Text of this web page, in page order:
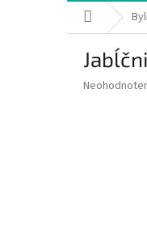
Domov
Priemerné